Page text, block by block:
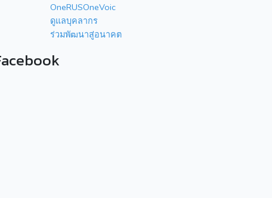
OneRUSOneVoic
ดูแลบุคลากร
ร่วมพัฒนาสู่อนาคต